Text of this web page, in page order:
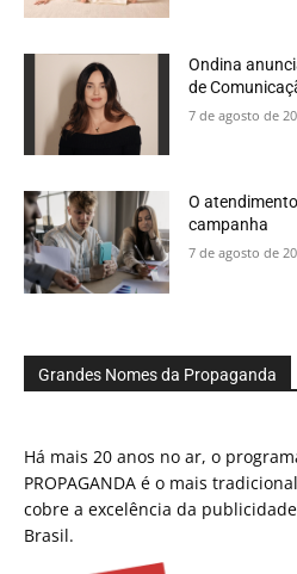
Ondina
de
7 de agosto de
O
campanha
7 de agosto de
Grandes Nomes da Propaganda
Há mais 20 anos no ar, o
PROPAGANDA é o mais
cobre a excelência da
Brasil.